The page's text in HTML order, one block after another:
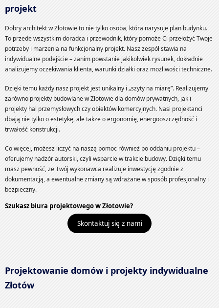
projekt
Dobry architekt w Złotowie to nie tylko osoba, która narysuje plan budynku.
To przede wszystkim doradca i przewodnik, który pomoże Ci przełożyć Twoje
potrzeby i marzenia na funkcjonalny projekt. Nasz zespół stawia na
indywidualne podejście – zanim powstanie jakikolwiek rysunek, dokładnie
analizujemy oczekiwania klienta, warunki działki oraz możliwości techniczne.
Dzięki temu każdy nasz projekt jest unikalny i „szyty na miarę”. Realizujemy
zarówno projekty budowlane w Złotowie dla domów prywatnych, jak i
projekty hal przemysłowych czy obiektów komercyjnych. Nasi projektanci
dbają nie tylko o estetykę, ale także o ergonomię, energooszczędność i
trwałość konstrukcji.
Co więcej, możesz liczyć na naszą pomoc również po oddaniu projektu –
oferujemy nadzór autorski, czyli wsparcie w trakcie budowy. Dzięki temu
masz pewność, że Twój wykonawca realizuje inwestycję zgodnie z
dokumentacją, a ewentualne zmiany są wdrażane w sposób profesjonalny i
bezpieczny.
Szukasz biura projektowego w Złotowie?
Skontaktuj się z nami
Projektowanie domów i projekty indywidualne
Złotów